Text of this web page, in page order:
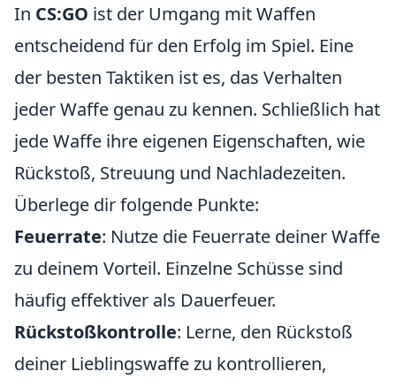
In CS:GO ist der Umgang mit Waffen
entscheidend für den Erfolg im Spiel. Eine
der besten Taktiken ist es, das Verhalten
jeder Waffe genau zu kennen. Schließlich hat
jede Waffe ihre eigenen Eigenschaften, wie
Rückstoß, Streuung und Nachladezeiten.
Überlege dir folgende Punkte:
Feuerrate: Nutze die Feuerrate deiner Waffe
zu deinem Vorteil. Einzelne Schüsse sind
häufig effektiver als Dauerfeuer.
Rückstoßkontrolle: Lerne, den Rückstoß
deiner Lieblingswaffe zu kontrollieren,